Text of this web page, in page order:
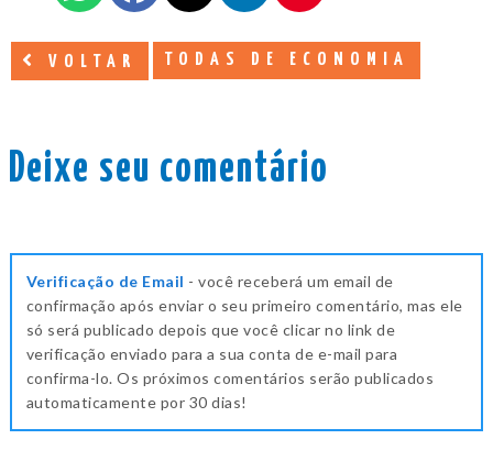
VOLTAR TODAS DE ECONOMIA
Deixe seu comentário
Verificação de Email - você receberá um email de
confirmação após enviar o seu primeiro comentário, mas ele
só será publicado depois que você clicar no link de
verificação enviado para a sua conta de e-mail para
confirma-lo. Os próximos comentários serão publicados
automaticamente por 30 dias!